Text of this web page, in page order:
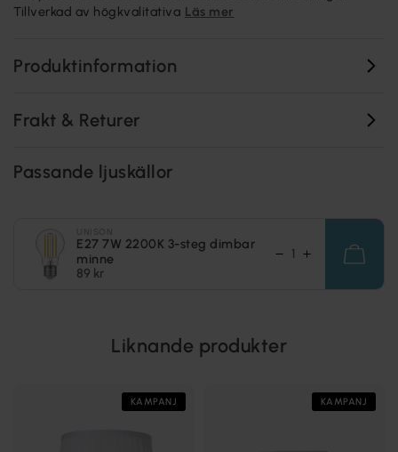
Tillverkad av högkvalitativa Läs mer
Produktinformation
Frakt & Returer
Passande ljuskällor
E27 7W 2200K 3-steg dimbar
minne
89 kr
Liknande produkter
KAMPANJ KAMPANJ